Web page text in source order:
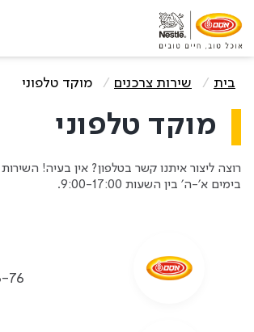
בית שירות צרכנים מוקד טלפוני
מוקד טלפוני
רוצה ליצור איתנו קשר בטלפון? אין בעיה!
בימים א׳-ה׳ בין השעות 9:00-17:00.
76